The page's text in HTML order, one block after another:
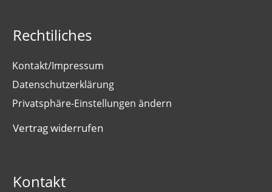
Rechtiliches
Kontakt/Impressum
Datenschutzerklärung
Privatsphäre-Einstellungen ändern
Vertrag widerrufen
Kontakt